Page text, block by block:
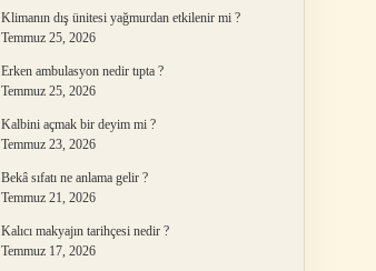
Klimanın dış ünitesi yağmurdan etkilenir mi ?
Temmuz 25, 2026
Erken ambulasyon nedir tıpta ?
Temmuz 25, 2026
Kalbini açmak bir deyim mi ?
Temmuz 23, 2026
Bekâ sıfatı ne anlama gelir ?
Temmuz 21, 2026
Kalıcı makyajın tarihçesi nedir ?
Temmuz 17, 2026